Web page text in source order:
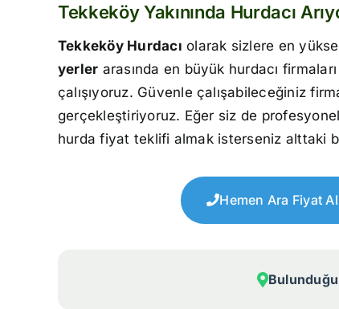
Tekkeköy Yakınında Hurdacı
Tekkeköy Hurdacı olarak sizlere en
yerler arasında en büyük hurdacı
çalışıyoruz. Güvenle çalışabileceğiniz
gerçekleştiriyoruz. Eğer siz de
hurda fiyat teklifi almak isterseniz alttaki
Hemen Ara Fiyat Al